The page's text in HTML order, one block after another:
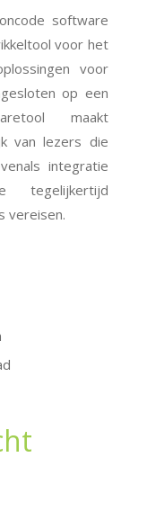
software
voor het
voor
op een
maakt
van lezers die
integratie
tegelijkertijd
vereisen.